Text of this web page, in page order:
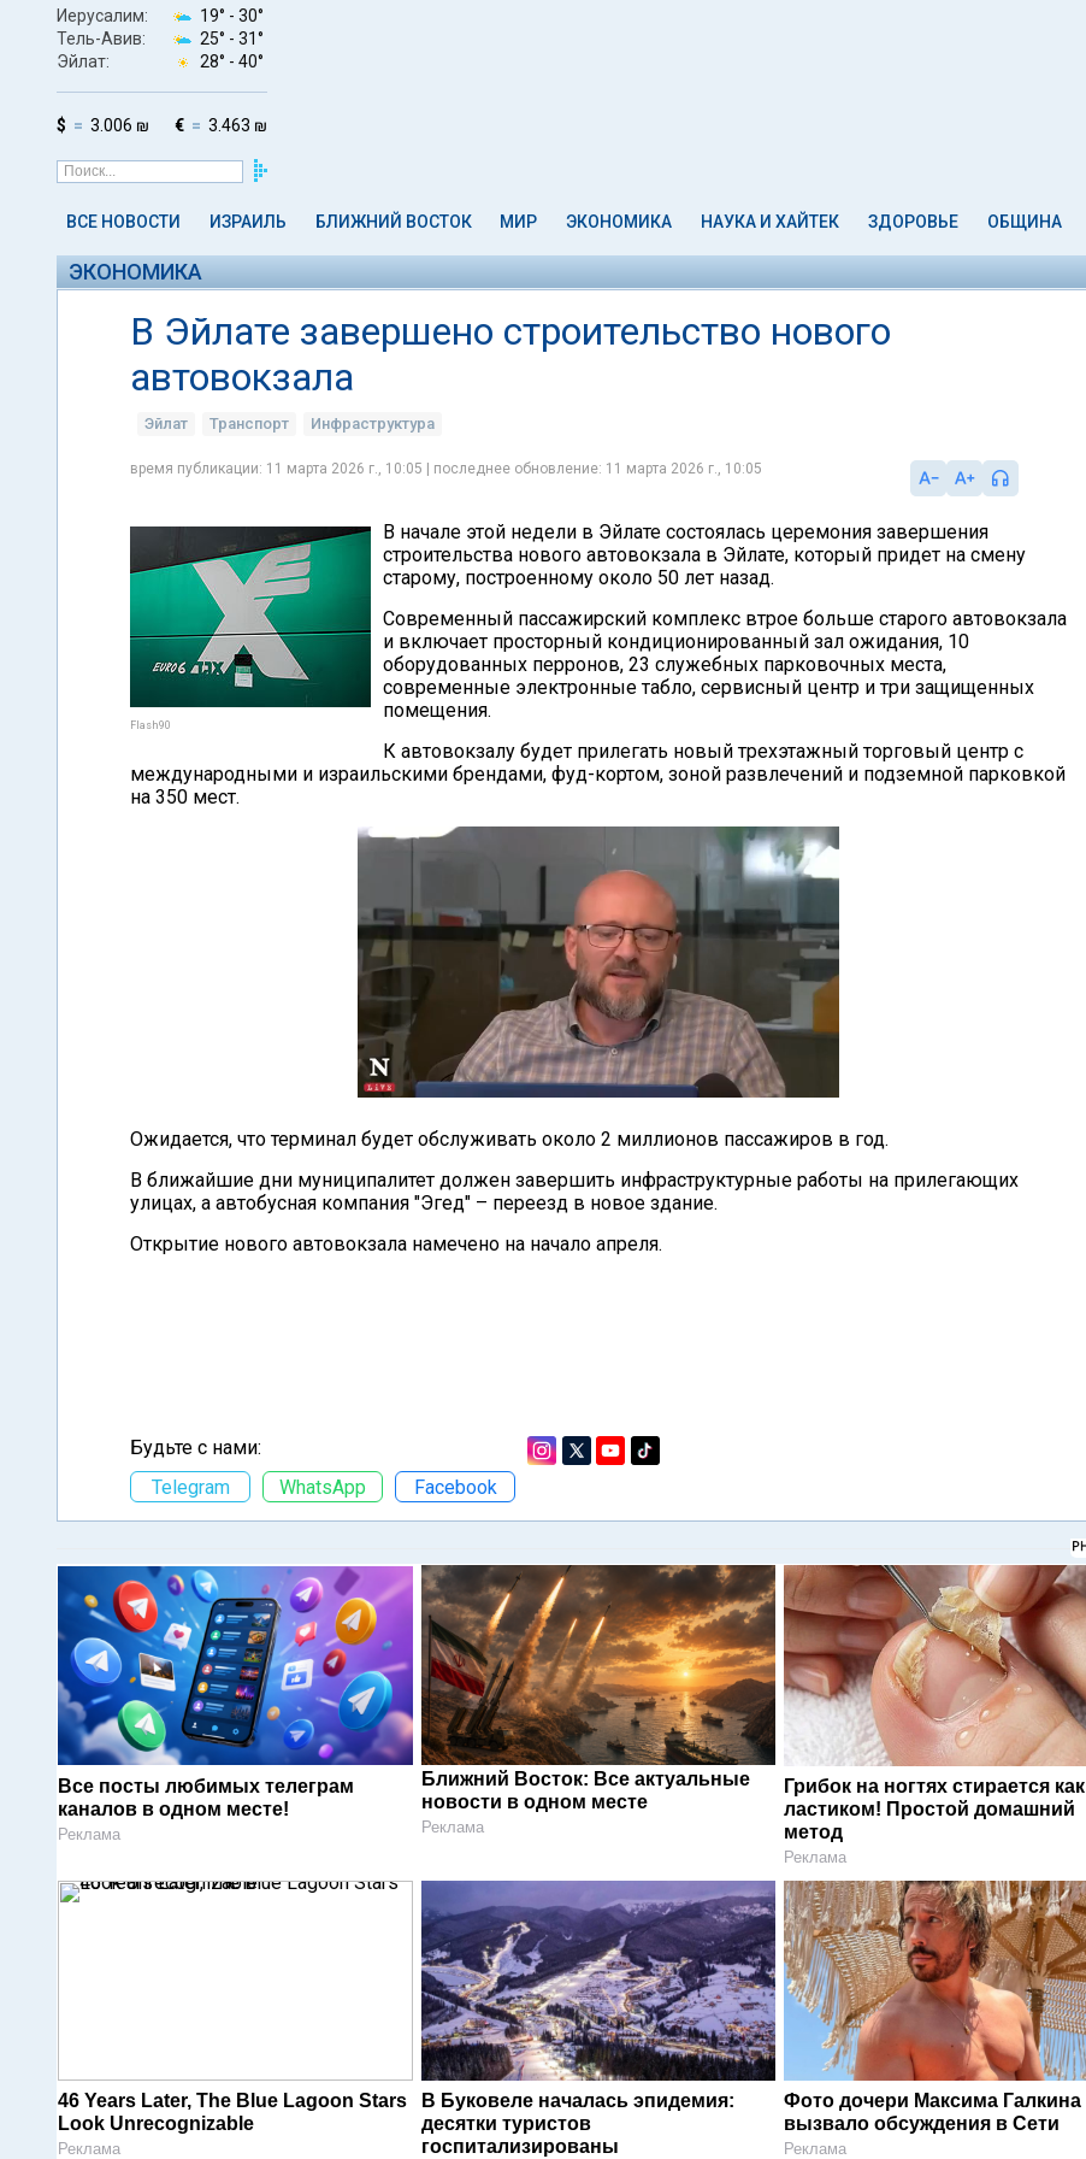
Иерусалим: 19° - 30°
Тель-Авив:
25° - 31°
Эйлат:
28° - 40°
$ 3.006 ₪ € 3.463 ₪
ВСЕ НОВОСТИ ИЗРАИЛЬ БЛИЖНИЙ ВОСТОК МИР ЭКОНОМИКА НАУКА И ХАЙТЕК ЗДОРОВЬЕ ОБЩИНА
ЭКОНОМИКА
В Эйлате завершено строительство нового
автовокзала
Эйлат Транспорт Инфраструктура
время публикации: 11 марта 2026 г., 10:05 | последнее обновление: 11 марта 2026 г., 10:05
Flash90
В начале этой недели в Эйлате состоялась церемония завершения
строительства нового автовокзала в Эйлате, который придет на смену
старому, построенному около 50 лет назад.
Современный пассажирский комплекс втрое больше старого автовокзала
и включает просторный кондиционированный зал ожидания, 10
оборудованных перронов, 23 служебных парковочных места,
современные электронные табло, сервисный центр и три защищенных
помещения.
К автовокзалу будет прилегать новый трехэтажный торговый центр с
международными и израильскими брендами, фуд-кортом, зоной развлечений и подземной парковкой
на 350 мест.
Ожидается, что терминал будет обслуживать около 2 миллионов пассажиров в год.
В ближайшие дни муниципалитет должен завершить инфраструктурные работы на прилегающих
улицах, а автобусная компания "Эгед" – переезд в новое здание.
Открытие нового автовокзала намечено на начало апреля.
Будьте с нами:
Telegram
WhatsApp Facebook
Все посты любимых телеграм
каналов в одном месте!
Реклама
Ближний Восток: Все актуальные
новости в одном месте
Реклама
Грибок на ногтях стирается как
ластиком! Простой домашний
метод
Реклама
46 Years Later, The Blue Lagoon Stars
Look Unrecognizable
Реклама
В Буковеле началась эпидемия:
десятки туристов
госпитализированы
Фото дочери Максима Галкина
вызвало обсуждения в Сети
Реклама